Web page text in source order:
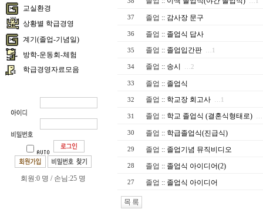
교실환경
상황별 학급경영
계기(졸업-기념일)
방학-운동회-체험
학급경영자료모음
회원:0 명 / 손님:25 명
37 졸업 :: 감사장 문구
36 졸업 :: 졸업식 답사
35 졸업 :: 졸업입간판 …1
34 졸업 :: 송시 …2
33 졸업 :: 졸업식
32 졸업 :: 학교장 회고사 …1
31 졸업 :: 학교 졸업식 (결혼식형태로)
30 졸업 :: 학급졸업식(진급식)
29 졸업 :: 졸업기념 뮤직비디오
28 졸업 :: 졸업식 아이디어(2)
27 졸업 :: 졸업식 아이디어